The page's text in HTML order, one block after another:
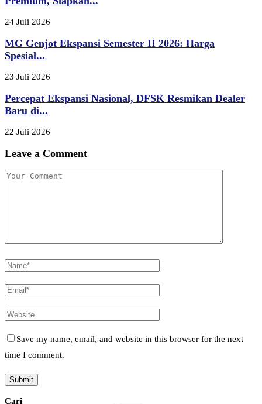
24 Juli 2026
MG Genjot Ekspansi Semester II 2026: Harga
Spesial...
23 Juli 2026
Percepat Ekspansi Nasional, DFSK Resmikan Dealer
Baru di...
22 Juli 2026
Leave a Comment
Save my name, email, and website in this browser for the next
time I comment.
Cari